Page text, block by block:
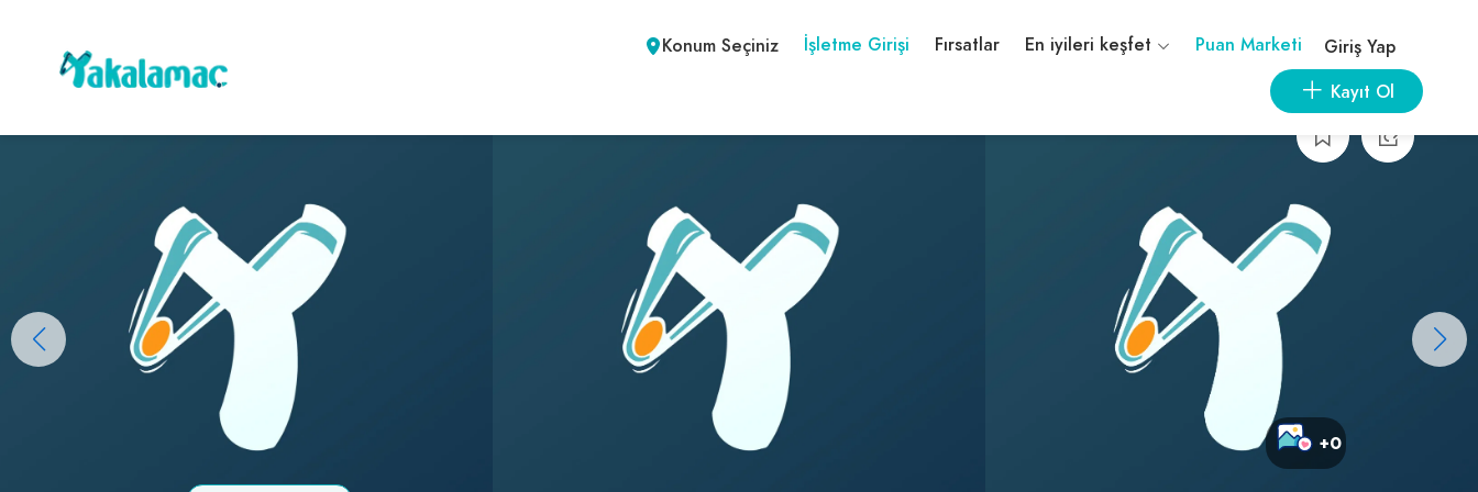
Konum Seçiniz İşletme Girişi Fırsatlar En iyileri keşfet Puan Marketi
Giriş Yap
Kayıt Ol
+0